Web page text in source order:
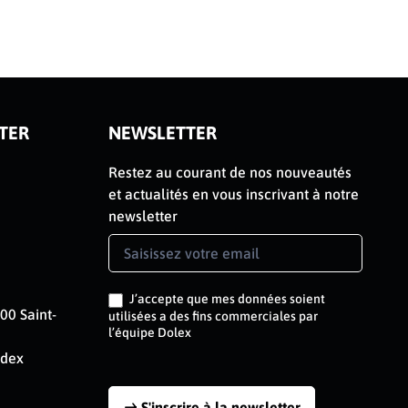
Saint-
NEWSLETTER
Restez au courant de nos nouveautés
et actualités en vous inscrivant à notre
newsletter
Newsletter
Signup
J’accepte que mes données soient
utilisées a des fins commerciales par
l’équipe Dolex